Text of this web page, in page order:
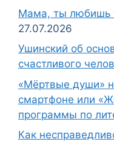
Мама, ты любишь
27.07.2026
Ушинский об
счастливого
«Мёртвые души»
смартфоне или
программы по
Как